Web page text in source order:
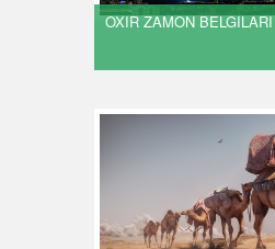
OXIR ZAMON BELGILARI